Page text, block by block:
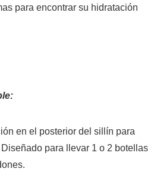
para encontrar su hidratación
en el posterior del sillín para
para llevar 1 o 2 botellas